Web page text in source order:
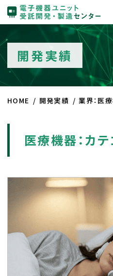
開発実績
HOME 開発実績 業界：医
医療機器：カ